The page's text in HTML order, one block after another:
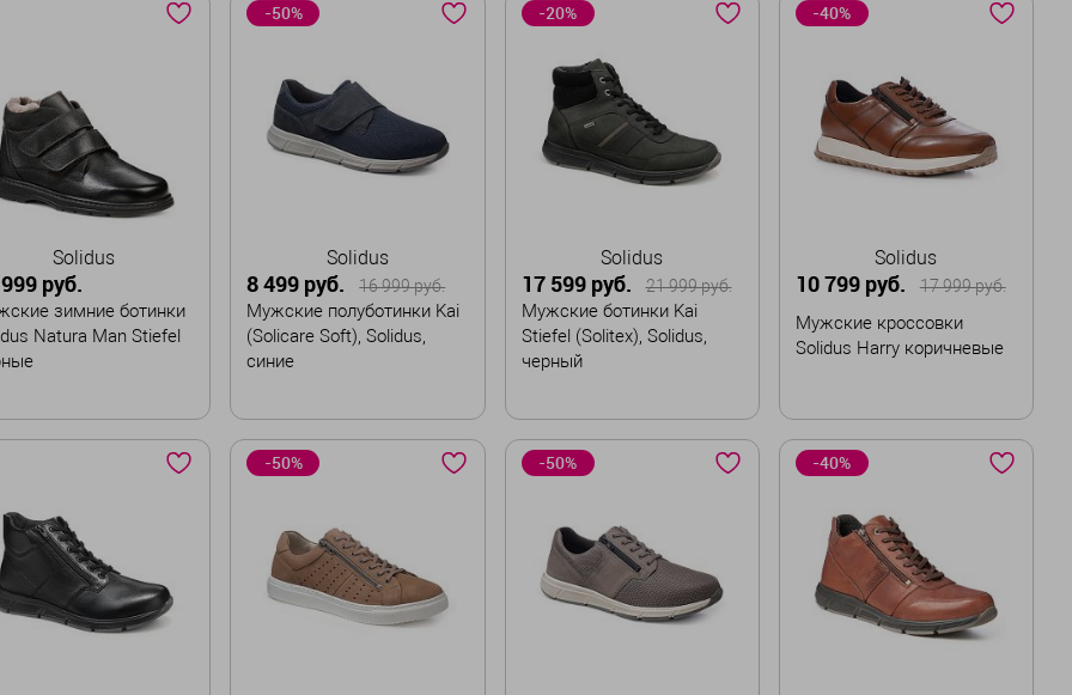
В корзину
41,5 42,5
В корзину
43 44
Забронировать
43 43,5
В корзину
Solidus
руб.
зимние ботинки
Natura Man Stiefel
44 44,5
В корзину
-50%
Solidus
8 499 руб. 16 999 руб.
Мужские полуботинки Kai
(Solicare Soft), Solidus,
синие
Размер
40 41
44,5
-20%
Solidus
17 599 руб. 21 999 руб.
Мужские ботинки Kai
Stiefel (Solitex), Solidus,
черный
Размер
41 41,5
В корзину
-40%
Solidus
10 799 руб. 17 999 руб.
Мужские кроссовки
Solidus Harry коричневые
Размер
40 41
В корзину
-50% -50% -40%